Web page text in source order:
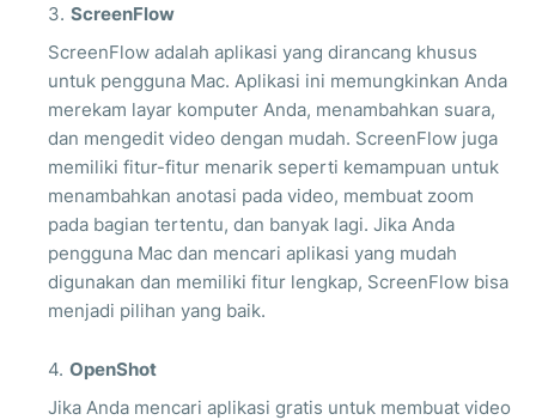
ScreenFlow
ScreenFlow adalah aplikasi yang dirancang khusus
untuk pengguna Mac. Aplikasi ini memungkinkan Anda
merekam layar komputer Anda, menambahkan suara,
dan mengedit video dengan mudah. ScreenFlow juga
memiliki fitur-fitur menarik seperti kemampuan untuk
menambahkan anotasi pada video, membuat zoom
pada bagian tertentu, dan banyak lagi. Jika Anda
pengguna Mac dan mencari aplikasi yang mudah
digunakan dan memiliki fitur lengkap, ScreenFlow bisa
menjadi pilihan yang baik.
OpenShot
Jika Anda mencari aplikasi gratis untuk membuat video